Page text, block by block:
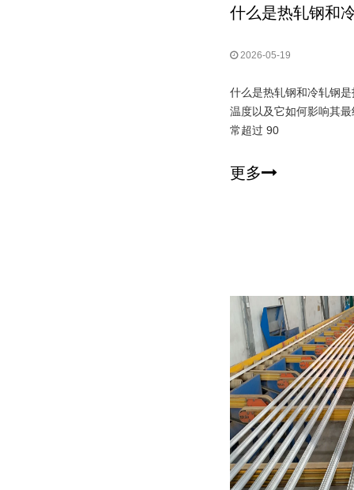
什么是热轧钢和
2026-05-19
什么是热轧钢和冷轧钢
温度以及它如何影响其
常超过 90
更多